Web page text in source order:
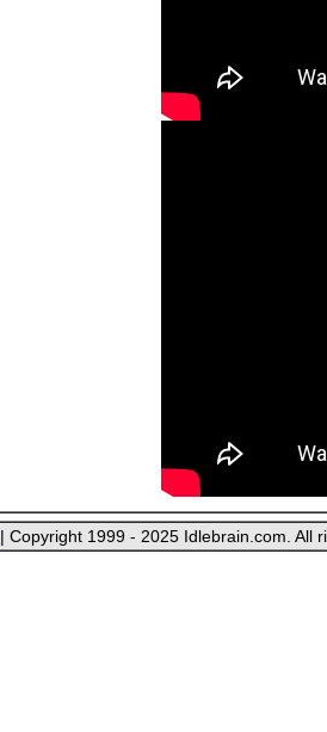
| Copyright 1999 - 2025 Idlebrain.com. All